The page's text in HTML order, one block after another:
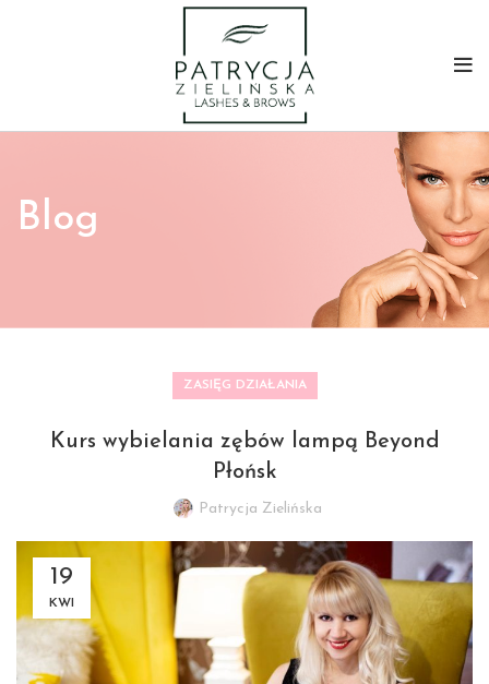
Blog
ZASIĘG DZIAŁANIA
Kurs wybielania zębów lampą Beyond
Płońsk
Patrycja Zielińska
19
KWI